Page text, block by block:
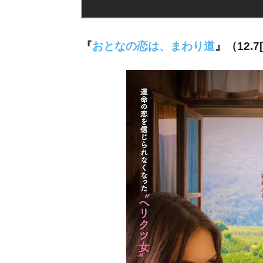
『おとなの恋は、まわり道』（